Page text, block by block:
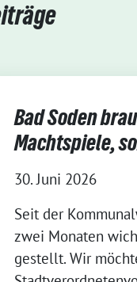
Bad Soden
Machtspiele,
30. Juni 2026
Seit der
zwei Monaten
gestellt. Wir